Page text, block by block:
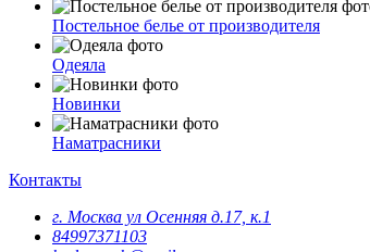
Постельное белье от производителя
Одеяла
Новинки
Наматрасники
Контакты
г. Москва ул Осенняя д.17, к.1
84997371103